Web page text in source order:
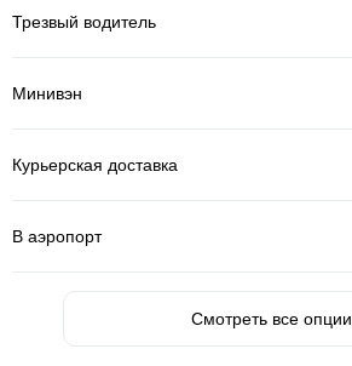
Трезвый водитель
Минивэн
Курьерская доставка
В аэропорт
Смотреть все опции